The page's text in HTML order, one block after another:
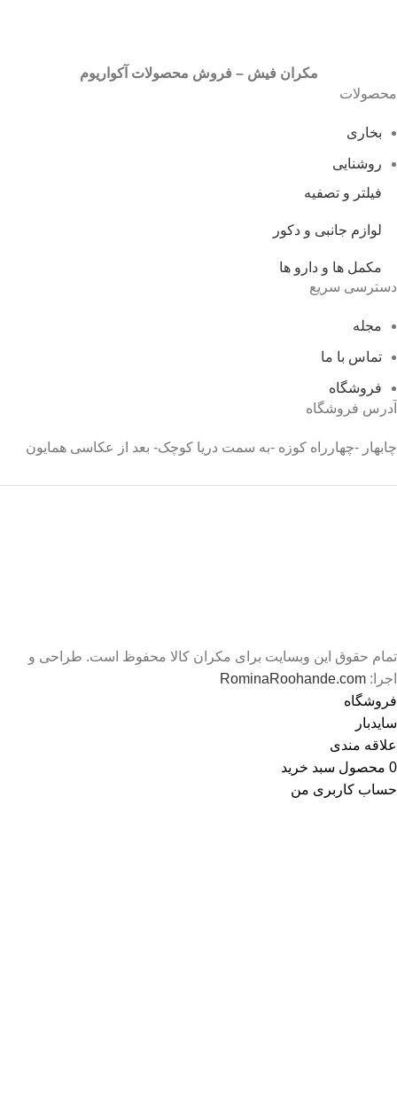
مکران فیش – فروش محصولات آکواریوم
محصولات
بخاری
روشنایی
فیلتر و تصفیه
لوازم جانبی و دکور
مکمل ها و دارو ها
دسترسی سریع
مجله
تماس با ما
فروشگاه
آدرس فروشگاه
چابهار -چهارراه کوزه -به سمت دریا کوچک- بعد از عکاسی همایون
تمام حقوق این وبسایت برای مکران کالا محفوظ است. طراحی و
اجرا: RominaRoohande.com
فروشگاه
سایدبار
علاقه مندی
0 محصول سبد خرید
حساب کاربری من